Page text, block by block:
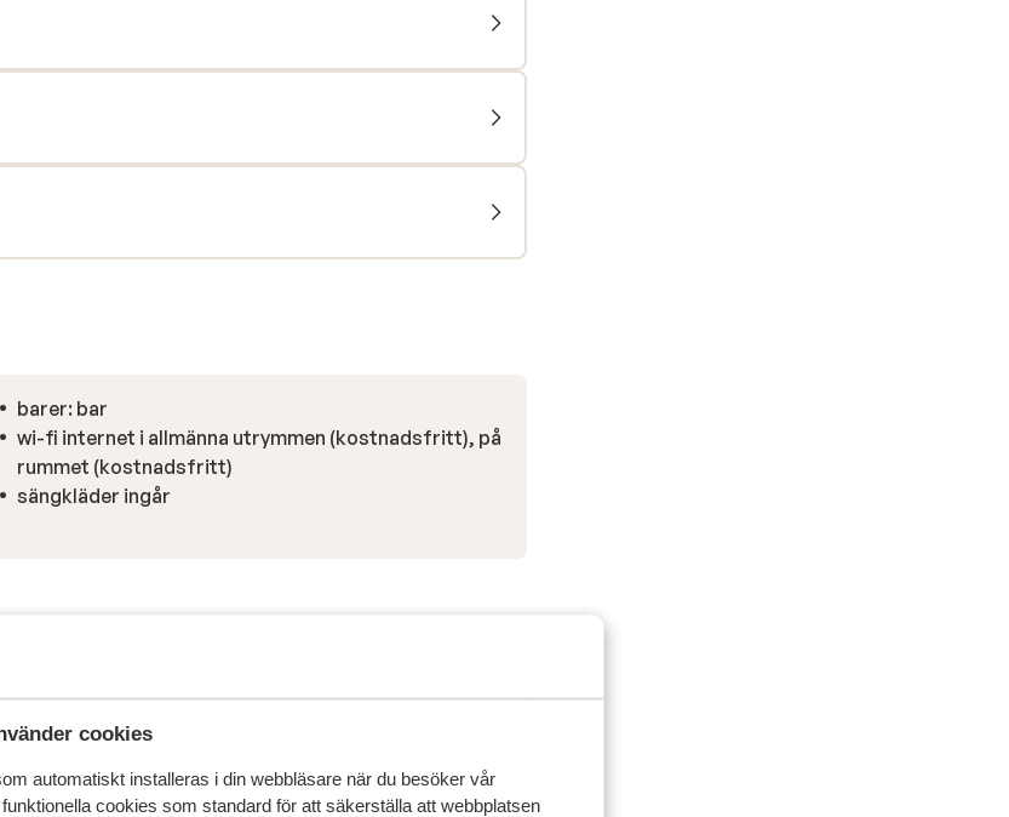
cookies
automatiskt installeras i din webbläsare när du besöker vår
cookies som standard för att säkerställa att webbplatsen
barer: bar
wi-fi internet i allmänna utrymmen (kostnadsfritt), på
rummet (kostnadsfritt)
sängkläder ingår